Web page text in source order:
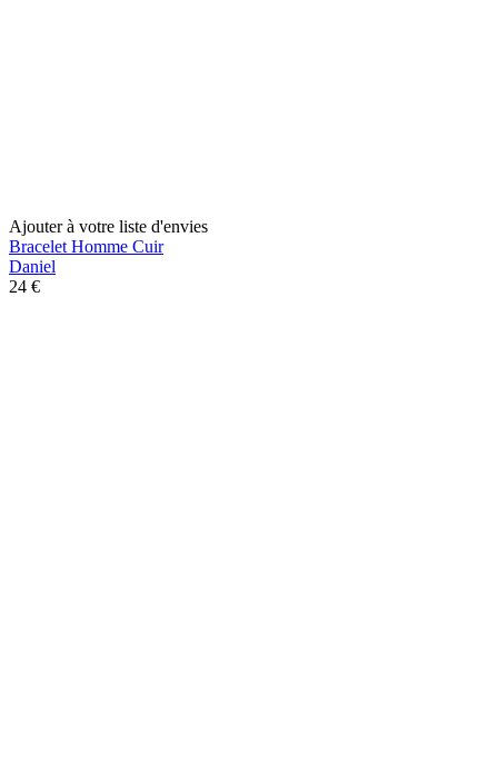
Ajouter à votre liste d'envies
Bracelet Homme Cuir
Daniel
24 €